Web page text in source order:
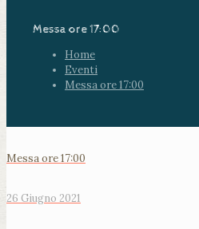
Messa ore 17:00
Home
Eventi
Messa ore 17:00
Messa ore 17:00
26 Giugno 2021